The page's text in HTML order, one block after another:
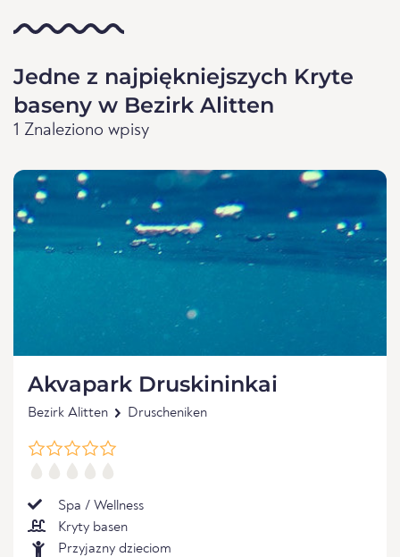
Jedne z najpiękniejszych Kryte
baseny w Bezirk Alitten
1 Znaleziono wpisy
Akvapark Druskininkai
Bezirk Alitten Druscheniken
Spa / Wellness
Kryty basen
Przyjazny dzieciom